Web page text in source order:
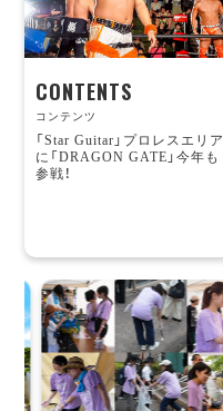
CONTENTS
コンテンツ
「Star Guitar」プロレスエリア
に「DRAGON GATE」今年も
参戦！